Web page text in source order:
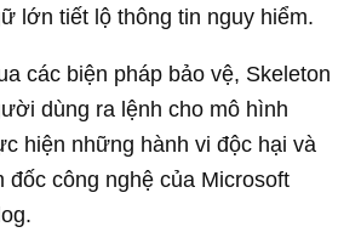
lớn tiết lộ thông tin nguy hiểm.
các biện pháp bảo vệ, Skeleton
dùng ra lệnh cho mô hình
hiện những hành vi độc hại và
đốc công nghệ của Microsoft